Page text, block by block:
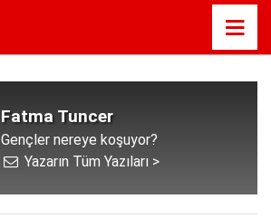
Fatma Tuncer
Gençler nereye koşuyor?
Yazarın Tüm Yazıları >